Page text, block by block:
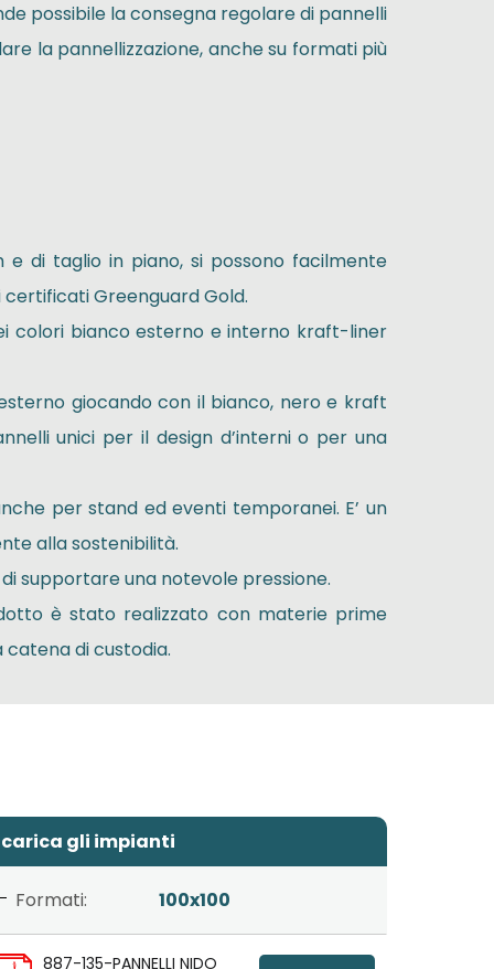
possibile la consegna regolare di pannelli
la pannellizzazione, anche su formati più
di taglio in piano, si possono facilmente
Greenguard Gold.
colori bianco esterno e interno kraft-liner
giocando con il bianco, nero e kraft
unici per il design d’interni o per una
per stand ed eventi temporanei. E’ un
alla sostenibilità.
supportare una notevole pressione.
è stato realizzato con materie prime
di custodia.
gli impianti
Formati: 100x100
887-135-PANNELLI NIDO